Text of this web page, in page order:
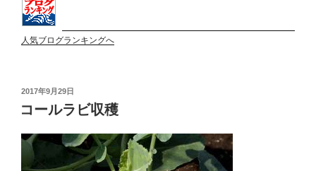
人気ブログランキングへ
投
日:
2017年9月29日
コールラビ収穫